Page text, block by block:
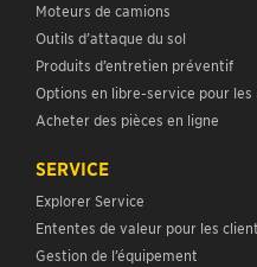
Moteurs de camions
Outils d’attaque du sol
Produits d’entretien préventif
Options en libre-service pour
Acheter des pièces en ligne
SERVICE
Explorer Service
Ententes de valeur pour les
Gestion de l’équipement